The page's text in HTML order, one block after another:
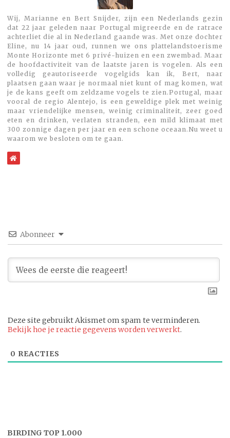
Wij, Marianne en Bert Snijder, zijn een Nederlands gezin
dat 22 jaar geleden naar Portugal migreerde en de ratrace
achterliet die al in Nederland gaande was. Met onze dochter
Eline, nu 14 jaar oud, runnen we ons plattelandstoerisme
Monte Horizonte met 6 privé-huizen en een zwembad. Maar
de hoofdactiviteit van de laatste jaren is vogelen. Als een
volledig geautoriseerde vogelgids kan ik, Bert, naar
plaatsen gaan waar je normaal niet kunt of mag komen, wat
je de kans geeft om zeldzame vogels te zien.Portugal, maar
vooral de regio Alentejo, is een geweldige plek met weinig
maar vriendelijke mensen, weinig criminaliteit, zeer goed
eten en drinken, verlaten stranden, een mild klimaat met
300 zonnige dagen per jaar en een schone oceaan.Nu weet u
waarom we besloten om te gaan.
Abonneer
Deze site gebruikt Akismet om spam te verminderen.
Bekijk hoe je reactie gegevens worden verwerkt.
0 REACTIES
BIRDING TOP 1.000